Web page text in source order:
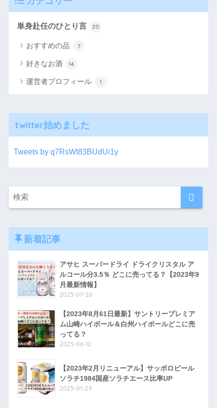
単身赴任のひとり言 20
おすすめの品 7
好きなお酒 14
運営者プロフィール 1
twitter始めました
Tweets by q7RsWt83BUdUi1y
新着記事
アサヒ スーパードライ ドライクリスタル ア
ルコール分3.5％ どこに売ってる？【2023年9
月最新情報】
2023-07-26
【2023年8月61日最新】サントリープレミア
ム山崎ハイボール＆白州ハイボールどこに売
ってる？
2023-06-12
【2023年2月リニューアル】サッポロビール
ソラチ1984国産ソラチエース比率UP
2023-01-29